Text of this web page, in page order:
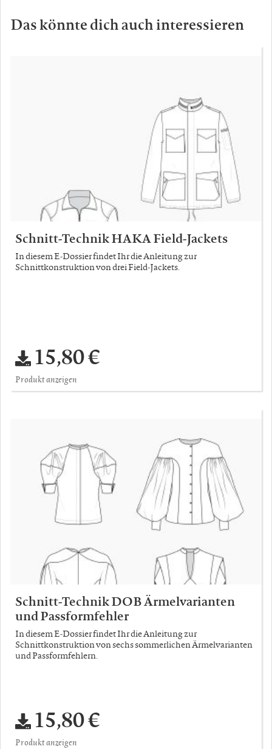
Das könnte dich auch interessieren
Schnitt-Technik HAKA Field-Jackets
In diesem E-Dossier findet Ihr die Anleitung zur
Schnittkonstruktion von drei Field-Jackets.
15,80 €
Produkt anzeigen
Schnitt-Technik DOB Ärmelvarianten
und Passformfehler
In diesem E-Dossier findet Ihr die Anleitung zur
Schnittkonstruktion von sechs sommerlichen Ärmelvarianten
und Passformfehlern.
15,80 €
Produkt anzeigen